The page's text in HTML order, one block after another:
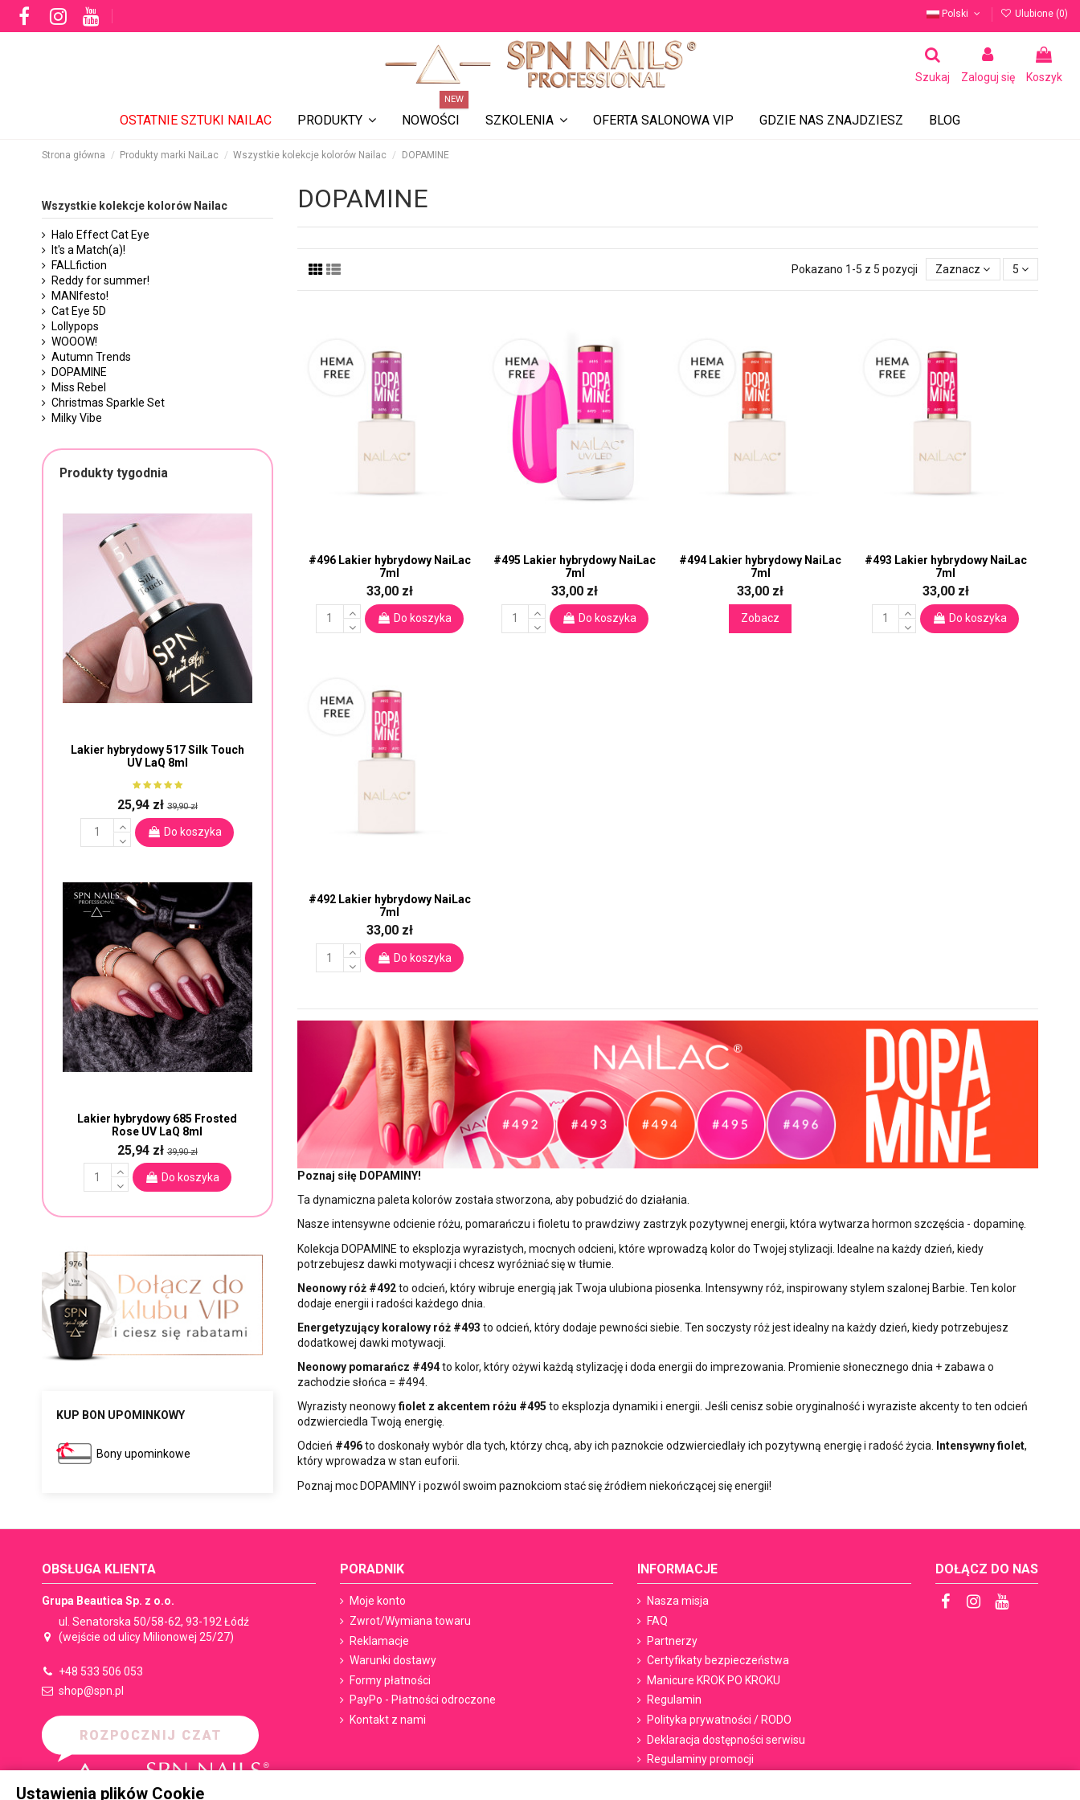
Polski Ulubione (0)
Szukaj Zaloguj się Koszyk
OSTATNIE SZTUKI NAILAC PRODUKTY NOWOŚCI
NEW
SZKOLENIA OFERTA SALONOWA VIP GDZIE NAS ZNAJDZIESZ BLOG
Strona główna Produkty marki NaiLac Wszystkie kolekcje kolorów Nailac DOPAMINE
DOPAMINE
Pokazano 1-5 z 5 pozycji Zaznacz 5
#496 Lakier hybrydowy NaiLac
7ml
33,00 zł
Do koszyka
#495 Lakier hybrydowy NaiLac
7ml
33,00 zł
Do koszyka
#494 Lakier hybrydowy NaiLac
7ml
33,00 zł
Zobacz
#493 Lakier hybrydowy NaiLac
7ml
33,00 zł
Do koszyka
#492 Lakier hybrydowy NaiLac
7ml
33,00 zł
Do koszyka
Poznaj siłę DOPAMINY!
Ta dynamiczna paleta kolorów została stworzona, aby pobudzić do działania.
Nasze intensywne odcienie różu, pomarańczu i fioletu to prawdziwy zastrzyk pozytywnej energii, która wytwarza hormon szczęścia - dopaminę.
Kolekcja DOPAMINE to eksplozja wyrazistych, mocnych odcieni, które wprowadzą kolor do Twojej stylizacji. Idealne na każdy dzień, kiedy
potrzebujesz dawki motywacji i chcesz wyróżniać się w tłumie.
Neonowy róż #492to odcień, który wibruje energią jak Twoja ulubiona piosenka. Intensywny róż, inspirowany stylem szalonej Barbie. Ten kolor
dodaje energii i radości każdego dnia.
Energetyzujący koralowy róż #493 to odcień, który dodaje pewności siebie. Ten soczysty róż jest idealny na każdy dzień, kiedy potrzebujesz
dodatkowej dawki motywacji.
Neonowy pomarańcz #494to kolor, który ożywi każdą stylizację i doda energii do imprezowania. Promienie słonecznego dnia + zabawa o
zachodzie słońca = #494.
Wyrazisty neonowyfiolet z akcentem różu #495 to eksplozja dynamiki i energii. Jeśli cenisz sobie oryginalność i wyraziste akcenty to ten odcień
odzwierciedla Twoją energię.
Odcień #496to doskonały wybór dla tych, którzy chcą, aby ich paznokcie odzwierciedlały ich pozytywną energię i radość życia. Intensywny fiolet,
który wprowadza w stan euforii.
Poznaj moc DOPAMINY i pozwól swoim paznokciom stać się źródłem niekończącej się energii!
Wszystkie kolekcje kolorów Nailac
Halo Effect Cat Eye
It's a Match(a)!
FALLfiction
Reddy for summer!
MANIfesto!
Cat Eye 5D
Lollypops
WOOOW!
Autumn Trends
DOPAMINE
Miss Rebel
Christmas Sparkle Set
Milky Vibe
Produkty tygodnia
Lakier hybrydowy 517 Silk Touch
UV LaQ 8ml
25,94 zł39,90 zł
Do koszyka
Lakier hybrydowy 685 Frosted
Rose UV LaQ 8ml
25,94 zł39,90 zł
Do koszyka
KUP BON UPOMINKOWY
Bony upominkowe
OBSŁUGA KLIENTA
Grupa Beautica Sp. z o.o.
ul. Senatorska 50/58-62, 93-192 Łódź
(wejście od ulicy Milionowej 25/27)
+48 533 506 053
shop@spn.pl
PORADNIK
Moje konto
Zwrot/Wymiana towaru
Reklamacje
Warunki dostawy
Formy płatności
PayPo - Płatności odroczone
Kontakt z nami
INFORMACJE
Nasza misja
FAQ
Partnerzy
Certyfikaty bezpieczeństwa
Manicure KROK PO KROKU
Regulamin
Polityka prywatności / RODO
Deklaracja dostępności serwisu
Regulaminy promocji
Ustawienia plików Cookie
DOŁĄCZ DO NAS